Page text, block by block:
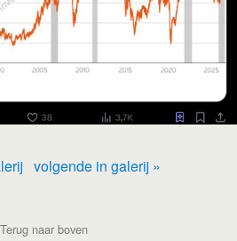
volgende in galerij »
Terug naar boven